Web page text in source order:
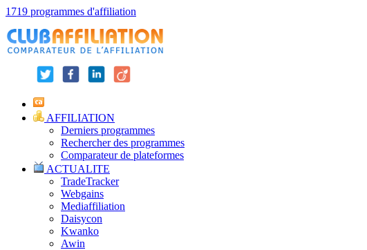
1719 programmes d'affiliation
AFFILIATION
Derniers programmes
Rechercher des programmes
Comparateur de plateformes
ACTUALITE
TradeTracker
Webgains
Mediaffiliation
Daisycon
Kwanko
Awin